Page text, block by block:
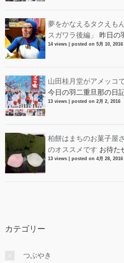
夢をかなえるタクえも
スガワラ後編」
昨日の
14 views posted on 5月 10, 2016
山田桂月堂がアメッコ
今日の羽二重旦那の日記
13 views posted on 2月 2, 2016
柏餅はまちのお菓子屋
のオススメです お待た
13 views posted on 4月 28, 2016
カテゴリー
つぶやき